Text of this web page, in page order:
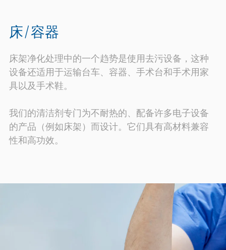
床/容器
床架净化处理中的一个趋势是使用去污设备，这种
设备还适用于运输台车、容器、手术台和手术用家
具以及手术鞋。
我们的清洁剂专门为不耐热的、配备许多电子设备
的产品（例如床架）而设计。它们具有高材料兼容
性和高功效。